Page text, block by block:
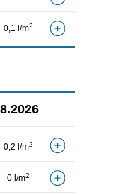
0,1 l/m2
0,2 l/m2
0 l/m2